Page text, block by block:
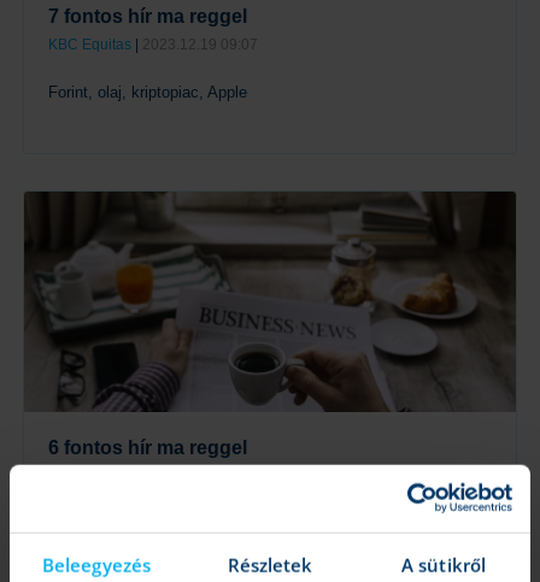
Beleegyezés Részletek A sütikről
7 fontos hír ma reggel
KBC Equitas | 2023.12.19 09:07
Forint, olaj, kriptopiac, Apple
6 fontos hír ma reggel